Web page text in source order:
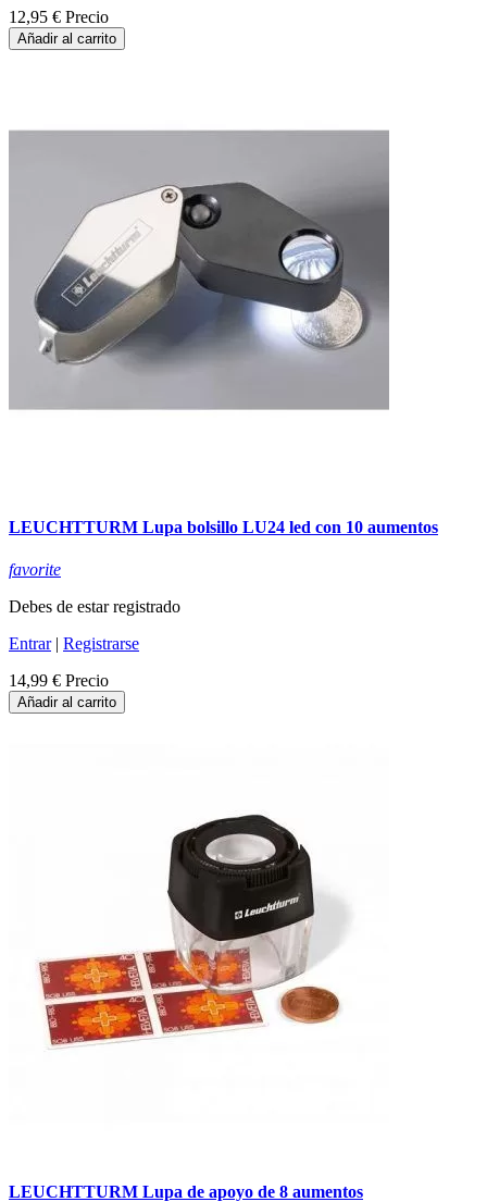
12,95 € Precio
Añadir al carrito
LEUCHTTURM Lupa bolsillo LU24 led con 10 aumentos
favorite
Debes de estar registrado
Entrar| Registrarse
14,99 € Precio
Añadir al carrito
LEUCHTTURM Lupa de apoyo de 8 aumentos